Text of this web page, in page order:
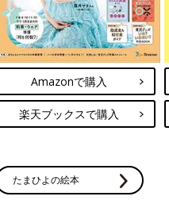
Amazonで購入
楽天ブックスで購入
たまひよの絵本